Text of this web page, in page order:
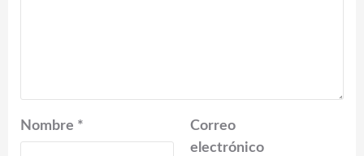
Nombre *
Correo
electrónico